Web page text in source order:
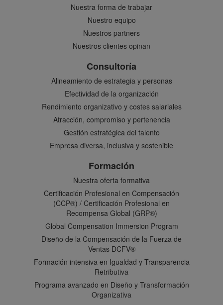
Nuestra forma de trabajar
Nuestro equipo
Nuestros partners
Nuestros clientes opinan
Consultoría
Alineamiento de estrategia y personas
Efectividad de la organización
Rendimiento organizativo y costes salariales
Atracción, compromiso y pertenencia
Gestión estratégica del talento
Empresa diversa, inclusiva y sostenible
Formación
Nuestra oferta formativa
Certificación Profesional en Compensación
(CCP®) / Certificación Profesional en
Recompensa Global (GRP®)
Global Compensation Immersion Program
Diseño de la Compensación de la Fuerza de
Ventas DCFV®
Formación intensiva en Igualdad y Transparencia
Retributiva
Programa avanzado en Diseño y Transformación
Organizativa